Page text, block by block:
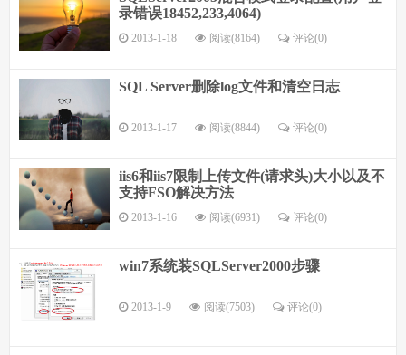
录错误18452,233,4064)
2013-1-18 阅读(8164) 评论(0)
SQL Server删除log文件和清空日志
2013-1-17 阅读(8844) 评论(0)
iis6和iis7限制上传文件(请求头)大小以及不
支持FSO解决方法
2013-1-16 阅读(6931) 评论(0)
win7系统装SQLServer2000步骤
2013-1-9 阅读(7503) 评论(0)